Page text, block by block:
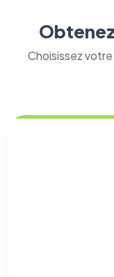
Choisissez